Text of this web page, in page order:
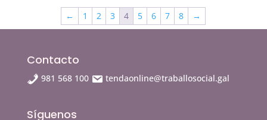
← 1 2 3 4 5 6 7 8 →
Contacto
981 568 100 tendaonline@traballosocial.gal
Síguenos